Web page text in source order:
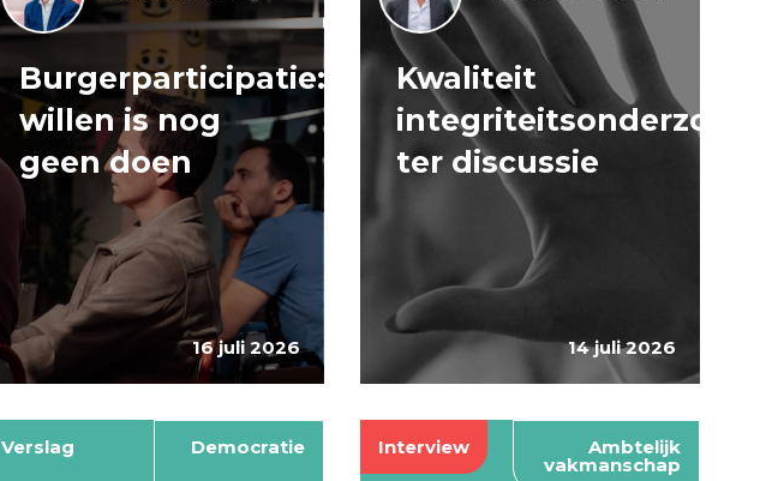
16 juli 2026
Burgerparticipatie:
willen is nog
geen doen
14 juli 2026
Kwaliteit
ter discussie
Verslag Democratie Interview Ambtelijk
vakmanschap